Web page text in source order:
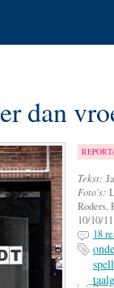
dan
Tekst:
Foto's:
Roders,
10/10/11
18